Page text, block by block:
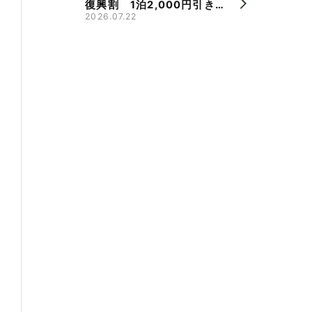
復興割 1泊2,000円引き、
県旅割併用で最大9,000円
2026.07.22